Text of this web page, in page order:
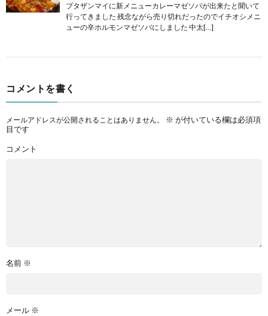
ブタザンマイに新メニューカレーマゼソバが出来たと聞いて
行ってきました 残念ながら売り切れだったのでイチオシメニ
ューの辛ホルモンマゼソバにしました 中太[…]
コメントを書く
メールアドレスが公開されることはありません。 ※ が付いている欄は必須項
目です
コメント
名前 ※
メール ※